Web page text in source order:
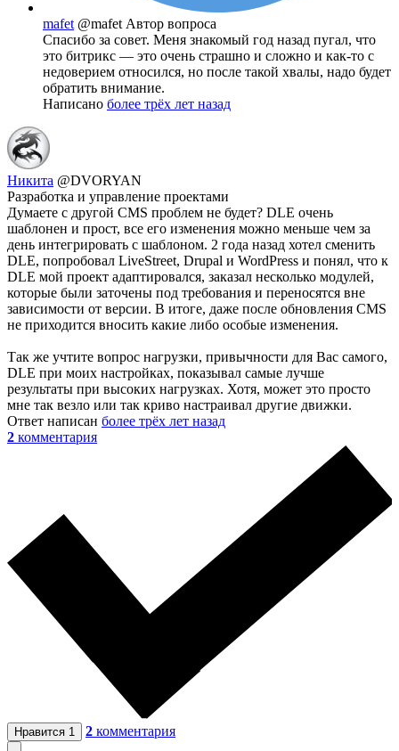
mafet @mafet Автор вопроса
Спасибо за совет. Меня знакомый год назад пугал, что
это битрикс — это очень страшно и сложно и как-то с
недоверием относился, но после такой хвалы, надо будет
обратить внимание.
Написано более трёх лет назад
Никита @DVORYAN
Разработка и управление проектами
Думаете с другой CMS проблем не будет? DLE очень
шаблонен и прост, все его изменения можно меньше чем за
день интегрировать с шаблоном. 2 года назад хотел сменить
DLE, попробовал LiveStreet, Drupal и WordPress и понял, что к
DLE мой проект адаптировался, заказал несколько модулей,
которые были заточены под требования и переносятся вне
зависимости от версии. В итоге, даже после обновления CMS
не приходится вносить какие либо особые изменения.
Так же учтите вопрос нагрузки, привычности для Вас самого,
DLE при моих настройках, показывал самые лучше
результаты при высоких нагрузках. Хотя, может это просто
мне так везло или так криво настраивал другие движки.
Ответ написан более трёх лет назад
2 комментария
Нравится 1 2 комментария